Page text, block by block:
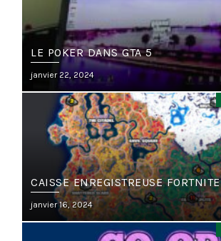
LE POKER DANS GTA 5
Posted
on
janvier 22, 2024
CAISSE ENREGISTREUSE FORTNITE
Posted
on
janvier 16, 2024